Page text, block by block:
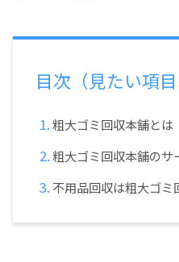
目次（見たい項目
粗大ゴミ回収本舗とは
粗大ゴミ回収本舗のサ
不用品回収は粗大ゴミ